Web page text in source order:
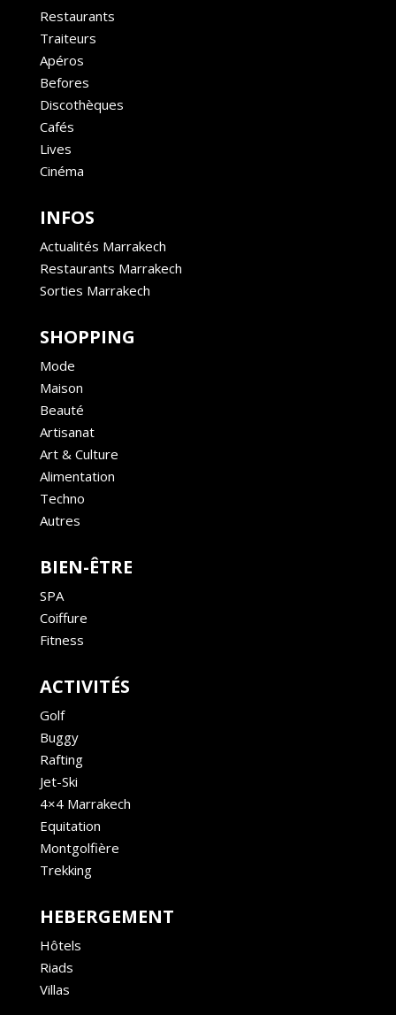
Restaurants
Traiteurs
Apéros
Befores
Discothèques
Cafés
Lives
Cinéma
INFOS
Actualités Marrakech
Restaurants Marrakech
Sorties Marrakech
SHOPPING
Mode
Maison
Beauté
Artisanat
Art & Culture
Alimentation
Techno
Autres
BIEN-ÊTRE
SPA
Coiffure
Fitness
ACTIVITÉS
Golf
Buggy
Rafting
Jet-Ski
4×4 Marrakech
Equitation
Montgolfière
Trekking
HEBERGEMENT
Hôtels
Riads
Villas